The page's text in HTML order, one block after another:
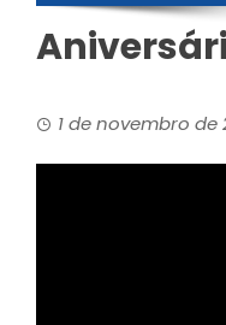
1 de novembro de